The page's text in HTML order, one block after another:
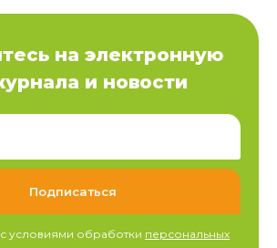
на электронную
и новости
условиями обработки персональных